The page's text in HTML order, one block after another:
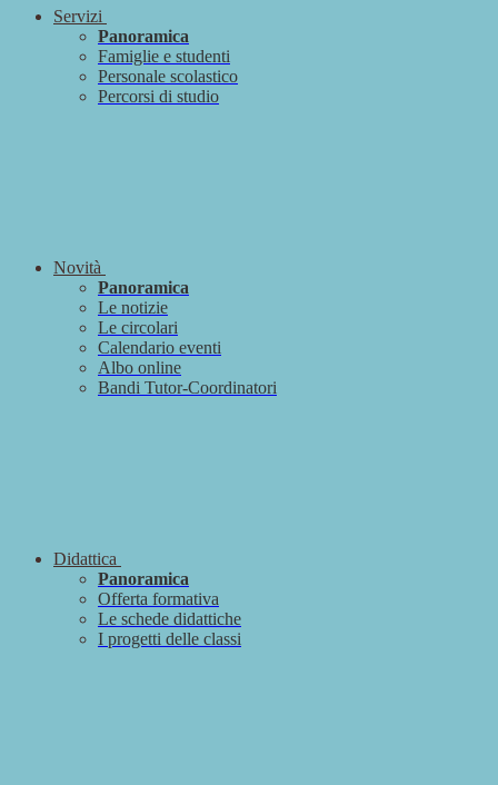
Servizi
Panoramica
Famiglie e studenti
Personale scolastico
Percorsi di studio
Novità
Panoramica
Le notizie
Le circolari
Calendario eventi
Albo online
Bandi Tutor-Coordinatori
Didattica
Panoramica
Offerta formativa
Le schede didattiche
I progetti delle classi